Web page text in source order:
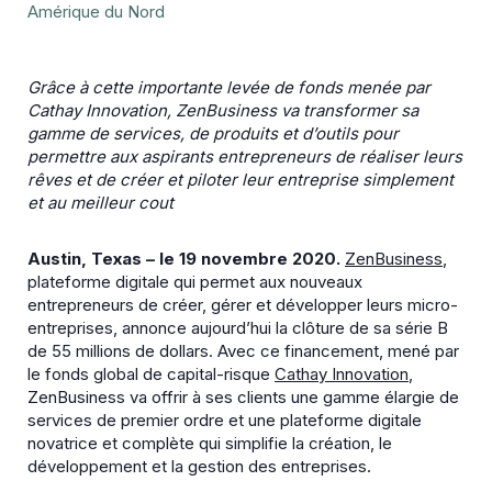
Amérique du Nord
Grâce à cette importante levée de fonds menée par
Cathay Innovation, ZenBusiness va transformer sa
gamme de services, de produits et d’outils pour
permettre aux aspirants entrepreneurs de réaliser leurs
rêves et de créer et piloter leur entreprise simplement
et au meilleur cout
Austin, Texas – le 19 novembre 2020. ZenBusiness,
plateforme digitale qui permet aux nouveaux
entrepreneurs de créer, gérer et développer leurs micro-
entreprises, annonce aujourd’hui la clôture de sa série B
de 55 millions de dollars. Avec ce financement, mené par
le fonds global de capital-risque Cathay Innovation,
ZenBusiness va offrir à ses clients une gamme élargie de
services de premier ordre et une plateforme digitale
novatrice et complète qui simplifie la création, le
développement et la gestion des entreprises.